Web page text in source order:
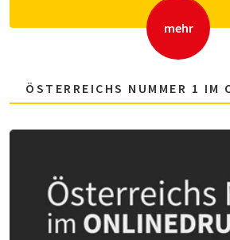
mehr
ÖSTERREICHS NUMMER 1 IM